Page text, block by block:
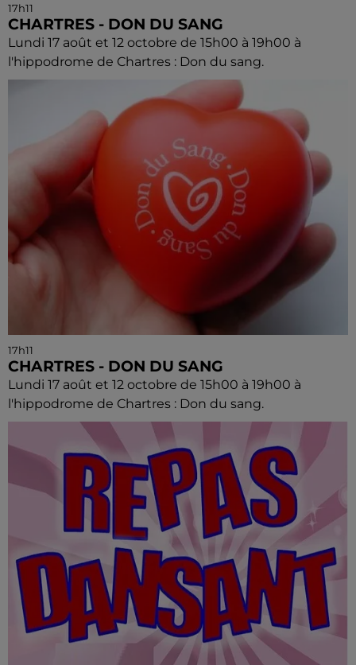
17h11
CHARTRES - DON DU SANG
Lundi 17 août et 12 octobre de 15h00 à 19h00 à
l'hippodrome de Chartres : Don du sang.
17h11
CHARTRES - DON DU SANG
Lundi 17 août et 12 octobre de 15h00 à 19h00 à
l'hippodrome de Chartres : Don du sang.